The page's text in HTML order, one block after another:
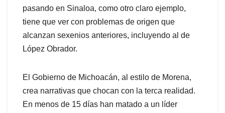
pasando en Sinaloa, como otro claro ejemplo,
tiene que ver con problemas de origen que
alcanzan sexenios anteriores, incluyendo al de
López Obrador.
El Gobierno de Michoacán, al estilo de Morena,
crea narrativas que chocan con la terca realidad.
En menos de 15 días han matado a un líder